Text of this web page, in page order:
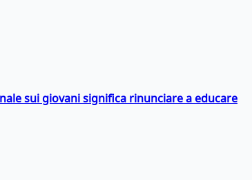
sui giovani significa rinunciare a educare